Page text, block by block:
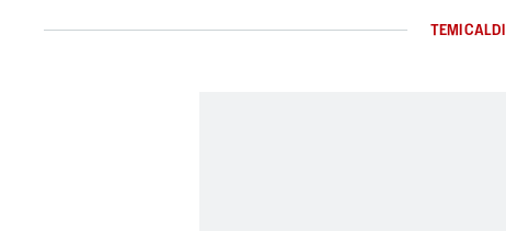
TEMI CALDI